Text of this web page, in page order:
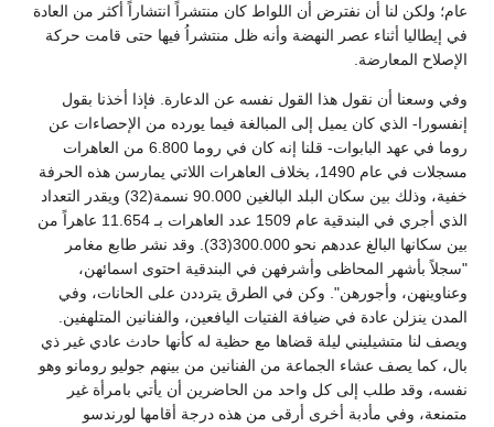
عام؛ ولكن لنا أن نفترض أن اللواط كان منتشراً انتشاراً أكثر من العادة
في إيطاليا أثناء عصر النهضة وأنه ظل منتشراُ فيها حتى قامت حركة
الإصلاح المعارضة.
وفي وسعنا أن نقول هذا القول نفسه عن الدعارة. فإذا أخذنا بقول
إنفسورا- الذي كان يميل إلى المبالغة فيما يورده من الإحصاءات عن
روما في عهد البابوات- قلنا إنه كان في روما 6.800 من العاهرات
مسجلات في عام 1490، بخلاف العاهرات اللاتي يمارسن هذه الحرفة
خفية، وذلك بين سكان البلد البالغين 90.000 نسمة(32) ويقدر التعداد
الذي أجري في البندقية عام 1509 عدد العاهرات بـ 11.654 عاهراً من
بين سكانها البالغ عددهم نحو 300.000(33). وقد نشر طابع مغامر
"سجلاً بأشهر المحاظى وأشرفهن في البندقية احتوى اسمائهن،
وعناوينهن، وأجورهن". وكن في الطرق يترددن على الحانات، وفي
المدن ينزلن عادة في ضيافة الفتيات اليافعين، والفنانين المتلهفين.
ويصف لنا متشيليني ليلة قضاها مع حظية له كأنها حادث عادي غير ذي
بال، كما يصف عشاء الجماعة من الفنانين من بينهم جوليو رومانو وهو
نفسه، وقد طلب إلى كل واحد من الحاضرين أن يأتي بامرأة غير
متمنعة، وفي مأدبة أخرى أرقى من هذه درجة أقامها لورندسو